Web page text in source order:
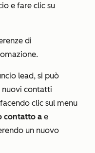
e fare clic su
di
lead, si può
nuovi contatti
clic sul menu
contatto a e
un nuovo